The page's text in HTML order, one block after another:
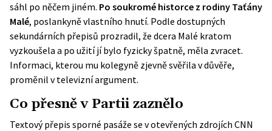
sáhl po něčem jiném. Po soukromé historce z rodiny Taťány
Malé, poslankyně vlastního hnutí. Podle dostupných
sekundárních přepisů prozradil, že dcera Malé kratom
vyzkoušela a po užití jí bylo fyzicky špatně, měla zvracet.
Informaci, kterou mu kolegyně zjevně svěřila v důvěře,
proměnil v televizní argument.
Co přesně v Partii zaznělo
Textový přepis sporné pasáže se v otevřených zdrojích CNN